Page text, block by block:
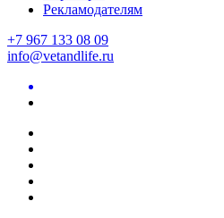
Рекламодателям
+7 967 133 08 09
info@vetandlife.ru